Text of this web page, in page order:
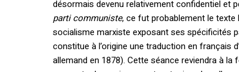
désormais devenu relativement confidentiel et
parti communiste, ce fut probablement le texte
socialisme marxiste exposant ses spécificités
constitue à l’origine une traduction en français
allemand en 1878). Cette séance reviendra à